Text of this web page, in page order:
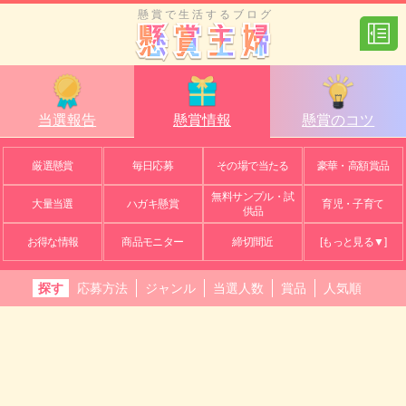
懸賞で生活するブログ
当選報告 懸賞情報 懸賞のコツ
厳選懸賞 毎日応募 その場で当たる 豪華・高額賞品
大量当選 ハガキ懸賞
無料サンプル・試
供品
育児・子育て
お得な情報 商品モニター 締切間近 [もっと見る▼]
探す 応募方法 ジャンル 当選人数 賞品 人気順